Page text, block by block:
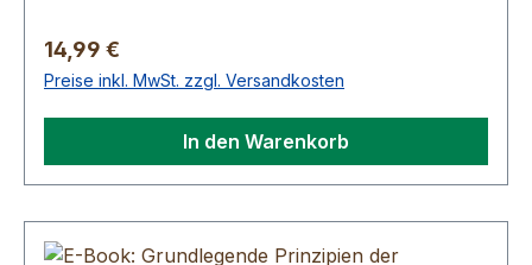
Regulärer Preis:
14,99 €
Preise inkl. MwSt. zzgl. Versandkosten
In den Warenkorb